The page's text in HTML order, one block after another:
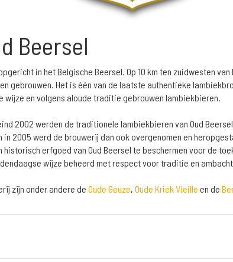
Beersel
in het Belgische Beersel. Op 10 km ten zuidwesten
gebrouwen. Het is één van de laatste authentieke
wijze en volgens aloude traditie gebrouwen lambiekbieren.
2002 werden de traditionele lambiekbieren van Oud
in 2005 werd de brouwerij dan ook overgenomen en
historisch erfgoed van Oud Beersel te beschermen voor de
wijze beheerd met respect voor traditie en
zijn onder andere deOude Geuze,Oude Kriek Vieille en de